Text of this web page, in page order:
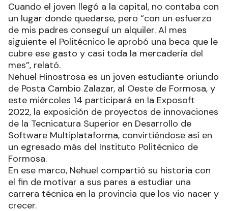
Cuando el joven llegó a la capital, no contaba con
un lugar donde quedarse, pero “con un esfuerzo
de mis padres conseguí un alquiler. Al mes
siguiente el Politécnico le aprobó una beca que le
cubre ese gasto y casi toda la mercadería del
mes”, relató.
Nehuel Hinostrosa es un joven estudiante oriundo
de Posta Cambio Zalazar, al Oeste de Formosa, y
este miércoles 14 participará en la Exposoft
2022, la exposición de proyectos de innovaciones
de la Tecnicatura Superior en Desarrollo de
Software Multiplataforma, convirtiéndose así en
un egresado más del Instituto Politécnico de
Formosa.
En ese marco, Nehuel compartió su historia con
el fin de motivar a sus pares a estudiar una
carrera técnica en la provincia que los vio nacer y
crecer.